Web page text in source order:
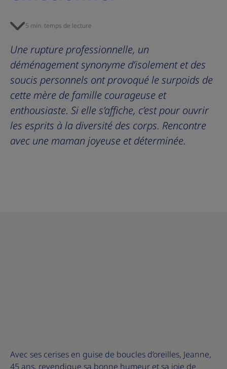
Une rupture professionnelle, un
déménagement synonyme d’isolement et des
soucis personnels ont provoqué le surpoids de
cette mère de famille courageuse et
enthousiaste. Si elle s’affiche, c’est pour ouvrir
les esprits à la diversité des corps. Rencontre
avec une maman joyeuse et déterminée.
5 min. temps de lecture
Avec ses cerises en guise de boucles d’oreilles, Jeanne,